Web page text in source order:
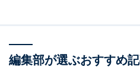
編集部が選ぶおすすめ